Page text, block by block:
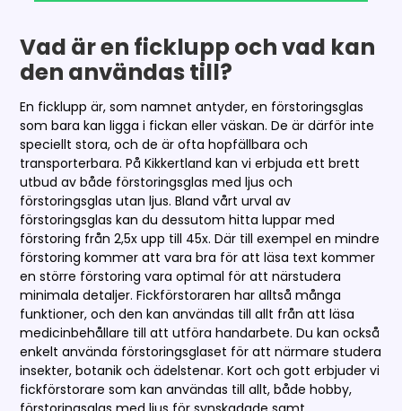
Vad är en ficklupp och vad kan
den användas till?
En ficklupp är, som namnet antyder, en förstoringsglas
som bara kan ligga i fickan eller väskan. De är därför inte
speciellt stora, och de är ofta hopfällbara och
transporterbara. På Kikkertland kan vi erbjuda ett brett
utbud av både förstoringsglas med ljus och
förstoringsglas utan ljus. Bland vårt urval av
förstoringsglas kan du dessutom hitta luppar med
förstoring från 2,5x upp till 45x. Där till exempel en mindre
förstoring kommer att vara bra för att läsa text kommer
en större förstoring vara optimal för att närstudera
minimala detaljer. Fickförstoraren har alltså många
funktioner, och den kan användas till allt från att läsa
medicinbehållare till att utföra handarbete. Du kan också
enkelt använda förstoringsglaset för att närmare studera
insekter, botanik och ädelstenar. Kort och gott erbjuder vi
fickförstorare som kan användas till allt, både hobby,